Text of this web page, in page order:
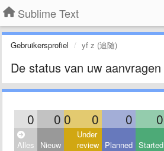
Sublime Text
Gebruikersprofiel yf z (追随)
De status van uw aanvragen
0 0 0 0 0 0
Alles Nieuw
Under
review Planned Started